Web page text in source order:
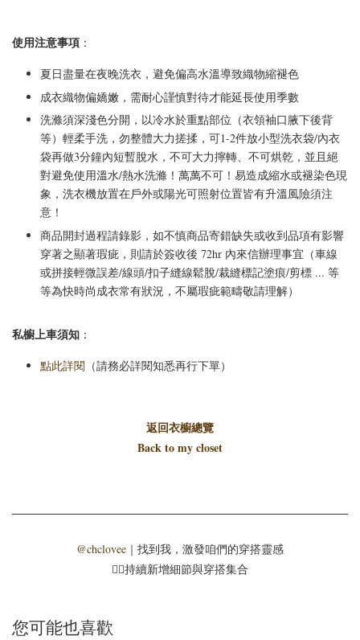
使用注意事項 ：
夏日盡量在夜晚洗衣，避免偏高水溫導致織物縮褪色
成衣織物偏嬌嫩，需耐心謹慎對待才能延長使用季數
洗滌須深淺色分開，以冷水於重點部位（衣領袖口腋下後背
等）輕柔手洗，勿整體大力搓揉，可1-2件放小型洗衣袋/內衣
袋再做3分鐘內短暫脫水，不可大力擰轉、不可烘乾，並且絕
對避免使用溫水/熱水洗滌！萬萬不可！易造成縮水或褪染色現
象，洗衣機放置在戶外或陽光可照射位置皆有升溫風險須注
意！
商品開封過程請錄影，如不慎商品寄錯缺失或收到品項有影響
穿著之顯著瑕疵，則請於簽收後 72hr 內來信辦理事宜（車線
或拼接輕微誤差/線頭/扣子縫線鬆脫/裁縫標記塗痕/剪標 ... 等
等為快時尚成衣常有狀況，不屬瑕疵範疇敬請理解）
私櫥上車須知 ：
點此詳閱 （請務必詳閱知悉再行下單）
返回衣櫥總覽
Back to my closet
@chclovee ｜找到我，激發咱們的穿搭靈感
☝🏻持續新增細節與穿搭集合
您可能也喜歡